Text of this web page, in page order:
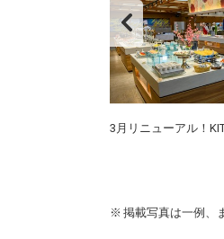
3月リニューアル！
掲載写真は一例、